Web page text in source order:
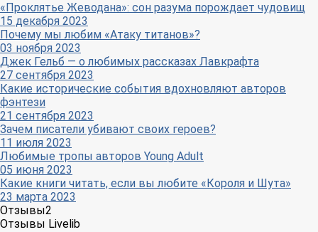
«Проклятье Жеводана»: сон разума порождает чудовищ
15 декабря 2023
Почему мы любим «Атаку титанов»?
03 ноября 2023
Джек Гельб — о любимых рассказах Лавкрафта
27 сентября 2023
Какие исторические события вдохновляют авторов
фэнтези
21 сентября 2023
Зачем писатели убивают своих героев?
11 июля 2023
Любимые тропы авторов Young Adult
05 июня 2023
Какие книги читать, если вы любите «Короля и Шута»
23 марта 2023
Отзывы2
Отзывы Livelib